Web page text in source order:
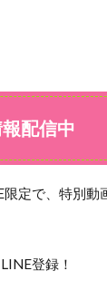
配信中
限定で、特別
登録！